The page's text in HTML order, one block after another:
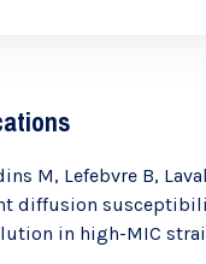
M, Lefebvre B,
diffusion
in high-MIC